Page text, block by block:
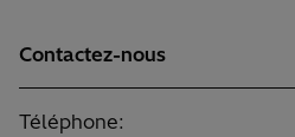
Contactez-nous
Téléphone: